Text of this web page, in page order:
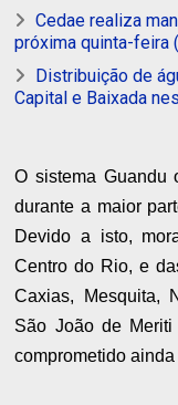
Cedae realiza
próxima quinta-feira
Distribuição de
Capital e Baixada
O sistema Guandu
durante a maior
Devido a isto,
Centro do Rio, e
Caxias, Mesquita,
São João de
comprometido